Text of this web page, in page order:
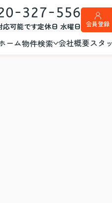
327-556
応可能です定休日 水曜日 会員登録
ーム物件検索 会社概要スタ